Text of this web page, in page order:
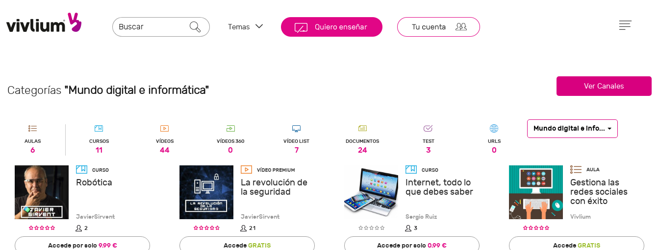
Temas
Categorías "Mundo digital e informática"
AULAS
6
CURSOS
11
VÍDEOS
44
VÍDEOS 360
0
VÍDEO LIST
7
DOCUMENTOS
24
TEST
3
URLS
0
Mundo digital e info...
Robótica
JavierSirvent
2
Accede por solo9.99 €
La revolución de
la seguridad
JavierSirvent
21
AccedeGRATIS
Internet, todo lo
que debes saber
Sergio Ruiz
3
Accede por solo0.99 €
Gestiona las
redes sociales
con éxito
Vivlium
AccedeGRATIS